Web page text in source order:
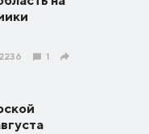
2236 1